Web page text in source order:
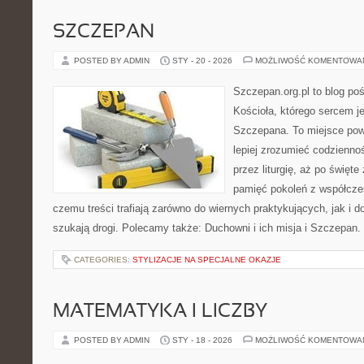
SZCZEPAN
POSTED BY ADMIN STY - 20 - 2026 MOŻLIWOŚĆ
Szczepan.org.pl to blog
Kościoła, którego sercem
Szczepana. To miejsce
lepiej zrozumieć
przez liturgię, aż po święte
pamięć pokoleń z
czemu treści trafiają zarówno do wiernych praktykujących, jak i
szukają drogi. Polecamy także: Duchowni i ich misja i
CATEGORIES: STYLIZACJE NA SPECJALNE OKAZJE
MATEMATYKA I LICZBY
POSTED BY ADMIN STY - 18 - 2026 MOŻLIWOŚĆ